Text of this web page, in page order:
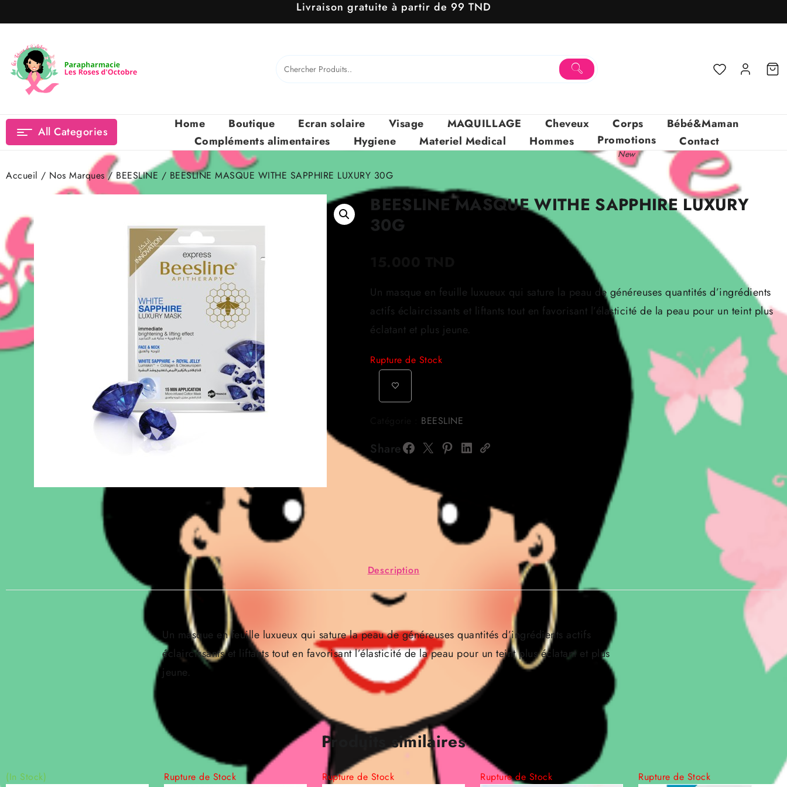
to
Livraison gratuite à partir de 99 TND
All Categories
Home Boutique Ecran solaire Visage MAQUILLAGE Cheveux Corps
Bébé&Maman
Compléments alimentaires
Hygiene Materiel Medical Hommes Promotions
New
Contact
Accueil / Nos Marques/ BEESLINE / BEESLINE MASQUE WITHE SAPPHIRE LUXURY 30G
BEESLINE MASQUE WITHE SAPPHIRE LUXURY
30G
Un masque en feuille luxueux qui sature la peau de généreuses quantités d’ingrédients
actifs éclaircissants et liftants tout en favorisant l’élasticité de la peau pour un teint plus
éclatant et plus jeune.
Rupture de Stock
BEESLINE
Share
Description
Un masque en feuille luxueux qui sature la peau de généreuses quantités d’ingrédients actifs
éclaircissants et liftants tout en favorisant l’élasticité de la peau pour un teint plus éclatant et plus
jeune.
Produits similaires
(In Stock) Rupture de Stock Rupture de Stock Rupture de Stock Rupture de Stock